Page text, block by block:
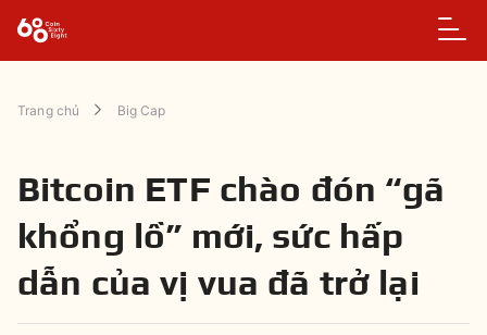
Trang chủ Big Cap
Bitcoin ETF chào đón “gã
khổng lồ” mới, sức hấp
dẫn của vị vua đã trở lại